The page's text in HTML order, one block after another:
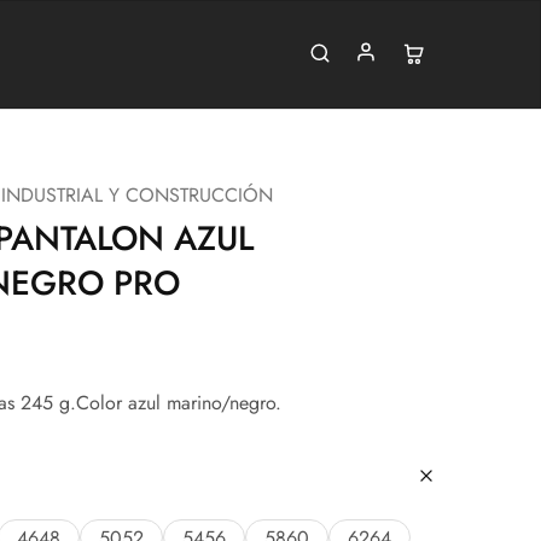
Y CONSTRUCCIÓN
AZUL
PRO
245 g.Color azul marino/negro.